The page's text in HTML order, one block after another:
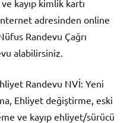
kayıp kimlik kartı
adresinden online
Randevu Çağrı
alabilirsiniz.
Randevu NVİ: Yeni
Ehliyet değiştirme, eski
ve kayıp ehliyet/sürücü